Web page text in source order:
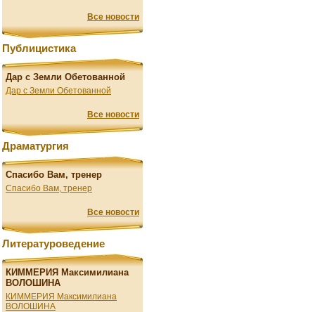
Все новости
Публицистика
Дар с Земли Обетованной
Дар с Земли Обетованной
Все новости
Драматургия
Спасибо Вам, тренер
Спасибо Вам, тренер
Все новости
Литературоведение
КИММЕРИЯ Максимилиана
ВОЛОШИНА
КИММЕРИЯ Максимилиана
ВОЛОШИНА